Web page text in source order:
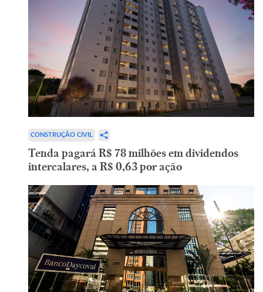
CONSTRUÇÃO CIVIL
Tenda pagará R$ 78 milhões em dividendos
intercalares, a R$ 0,63 por ação